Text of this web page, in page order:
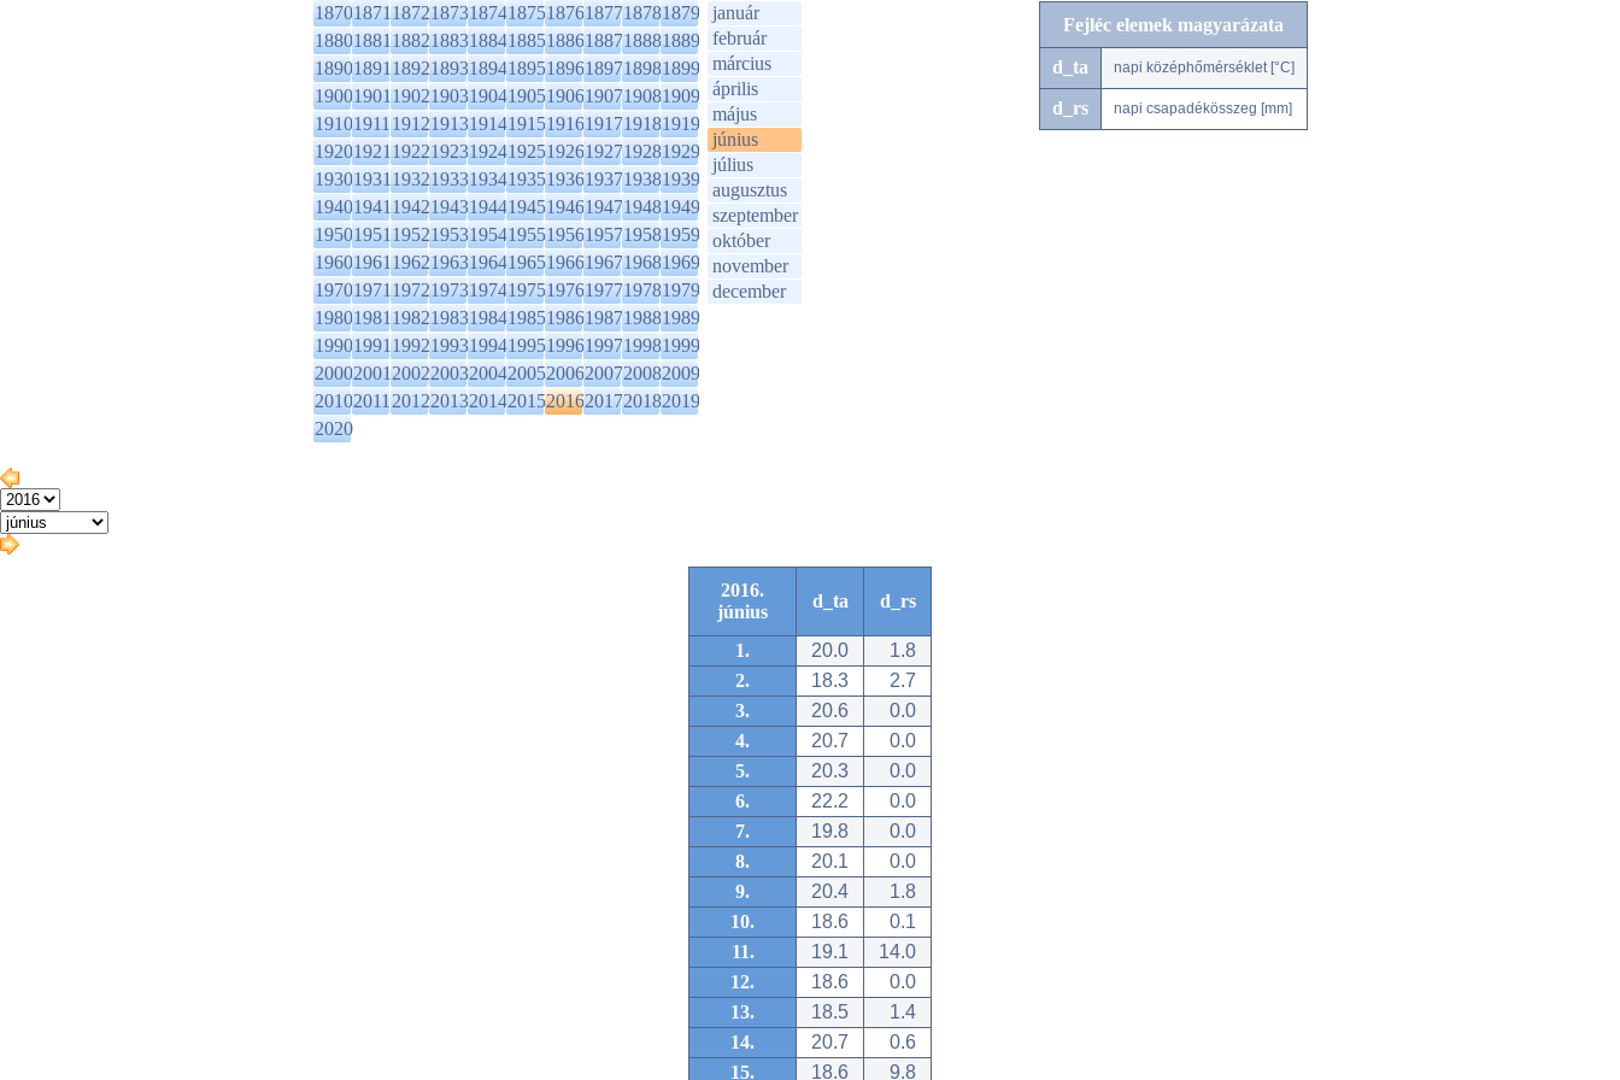
1870187118721873187418751876187718781879
1880188118821883188418851886188718881889
1890189118921893189418951896189718981899
1900190119021903190419051906190719081909
1910191119121913191419151916191719181919
1920192119221923192419251926192719281929
1930193119321933193419351936193719381939
1940194119421943194419451946194719481949
1950195119521953195419551956195719581959
1960196119621963196419651966196719681969
1970197119721973197419751976197719781979
1980198119821983198419851986198719881989
1990199119921993199419951996199719981999
2000200120022003200420052006200720082009
2010201120122013201420152016201720182019
2020
január
február
március
április
május
június
július
augusztus
szeptember
október
november
december
Fejléc elemek magyarázata
d_ta napi középhőmérséklet [°C]
d_rs napi csapadékösszeg [mm]
2016.
június
d_ta d_rs
1. 20.0
1.8
2.
18.3
2.7
3.
20.6
0.0
4.
20.7
0.0
5.
20.3
0.0
6.
22.2
0.0
7.
19.8
0.0
8.
20.1
0.0
9.
20.4
1.8
10.
18.6
0.1
11.
19.1
14.0
12.
18.6
0.0
13.
18.5
1.4
14.
20.7
0.6
15.
18.6 9.8